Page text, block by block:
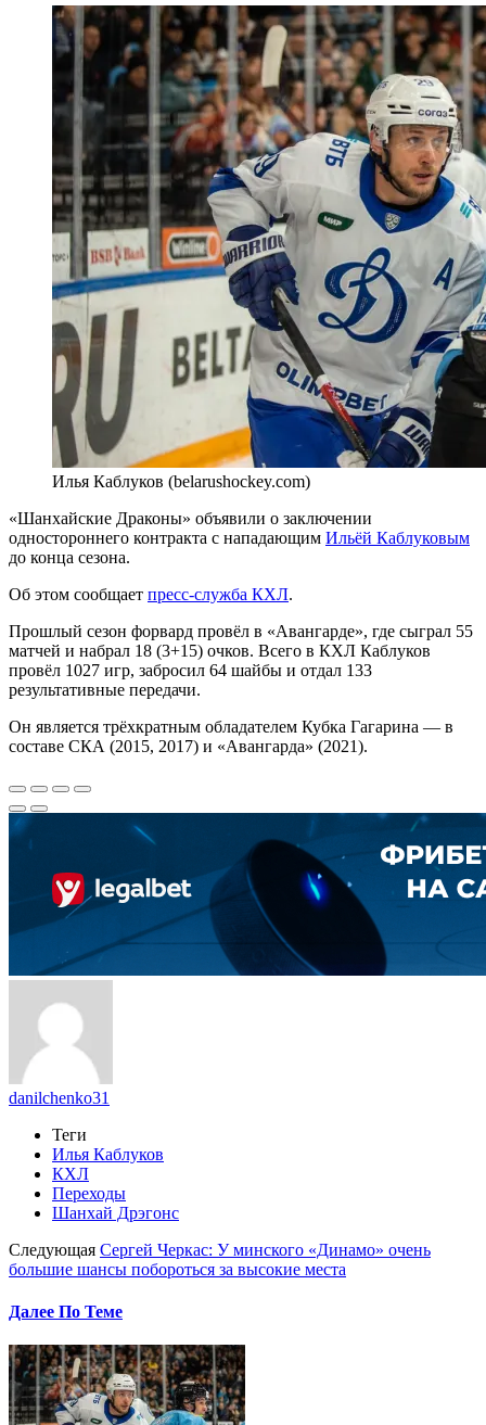
Илья Каблуков (belarushockey.com)
«Шанхайские Драконы» объявили о заключении
одностороннего контракта с нападающим Ильёй Каблуковым
до конца сезона.
Об этом сообщает пресс-служба КХЛ.
Прошлый сезон форвард провёл в «Авангарде», где сыграл 55
матчей и набрал 18 (3+15) очков. Всего в КХЛ Каблуков
провёл 1027 игр, забросил 64 шайбы и отдал 133
результативные передачи.
Он является трёхкратным обладателем Кубка Гагарина — в
составе СКА (2015, 2017) и «Авангарда» (2021).
danilchenko31
Теги
Илья Каблуков
КХЛ
Переходы
Шанхай Дрэгонс
Следующая Сергей Черкас: У минского «Динамо» очень
большие шансы побороться за высокие места
Далее По Теме